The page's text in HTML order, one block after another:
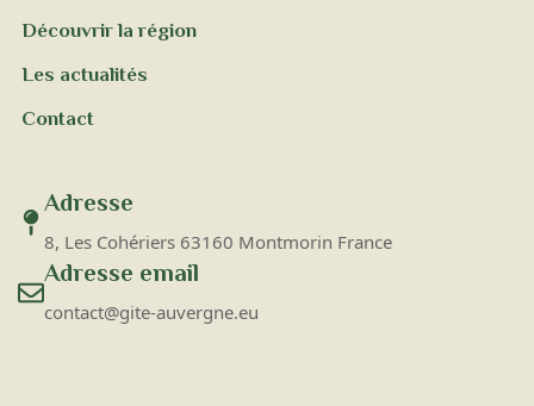
Découvrir la région
Les actualités
Contact
Adresse
8, Les Cohériers 63160 Montmorin France
Adresse email
contact@gite-auvergne.eu